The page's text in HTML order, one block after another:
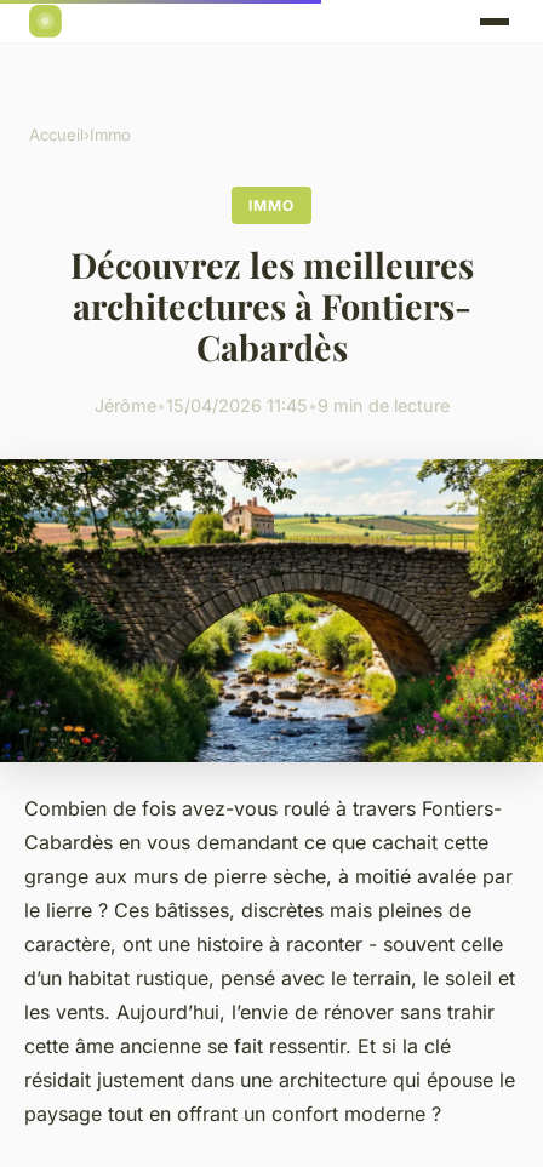
Accueil›Immo
IMMO
Découvrez les meilleures
architectures à Fontiers-
Cabardès
Jérôme•15/04/2026 11:45•9 min de lecture
Combien de fois avez-vous roulé à travers Fontiers-
Cabardès en vous demandant ce que cachait cette
grange aux murs de pierre sèche, à moitié avalée par
le lierre ? Ces bâtisses, discrètes mais pleines de
caractère, ont une histoire à raconter - souvent celle
d’un habitat rustique, pensé avec le terrain, le soleil et
les vents. Aujourd’hui, l’envie de rénover sans trahir
cette âme ancienne se fait ressentir. Et si la clé
résidait justement dans une architecture qui épouse le
paysage tout en offrant un confort moderne ?